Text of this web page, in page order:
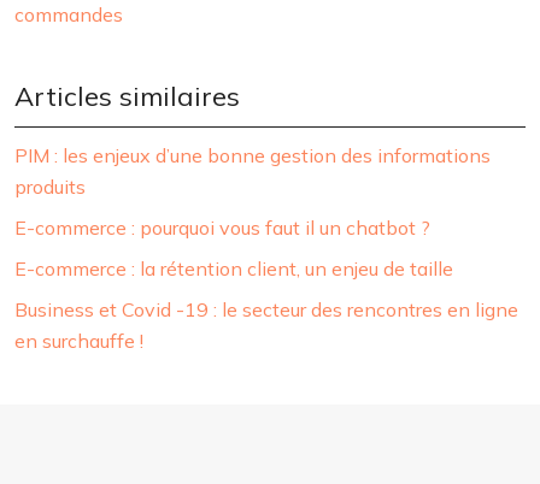
commandes
Articles similaires
PIM : les enjeux d’une bonne gestion des informations
produits
E-commerce : pourquoi vous faut il un chatbot ?
E-commerce : la rétention client, un enjeu de taille
Business et Covid -19 : le secteur des rencontres en ligne
en surchauffe !